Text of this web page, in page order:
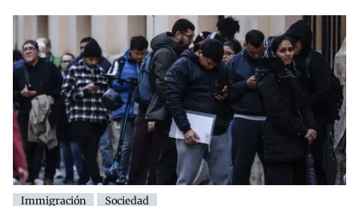
Immigración Sociedad